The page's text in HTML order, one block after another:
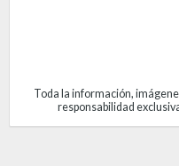
Toda la información,
responsabilidad